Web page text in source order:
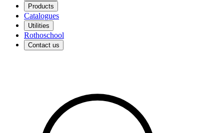
Products
Catalogues
Utilities
Rothoschool
Contact us